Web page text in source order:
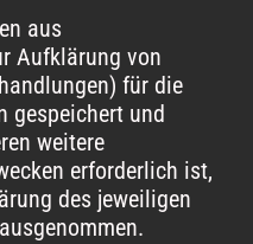
aus
Aufklärung von
für die
gespeichert und
weitere
erforderlich ist,
des jeweiligen